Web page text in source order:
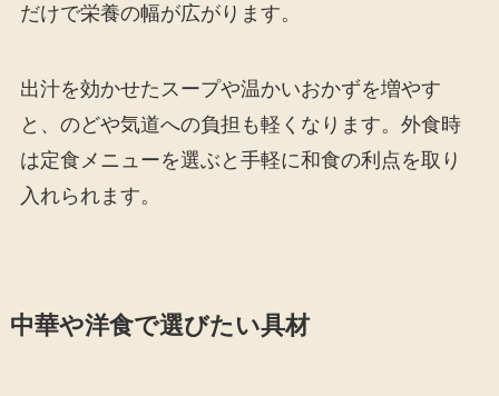
だけで栄養の幅が広がります。
出汁を効かせたスープや温かいおかずを増やす
と、のどや気道への負担も軽くなります。外食時
は定食メニューを選ぶと手軽に和食の利点を取り
入れられます。
中華や洋食で選びたい具材